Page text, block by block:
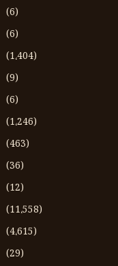
(6)
(6)
(1،404)
(9)
(6)
(1،246)
(463)
(36)
(12)
(11،558)
(4،615)
(29)